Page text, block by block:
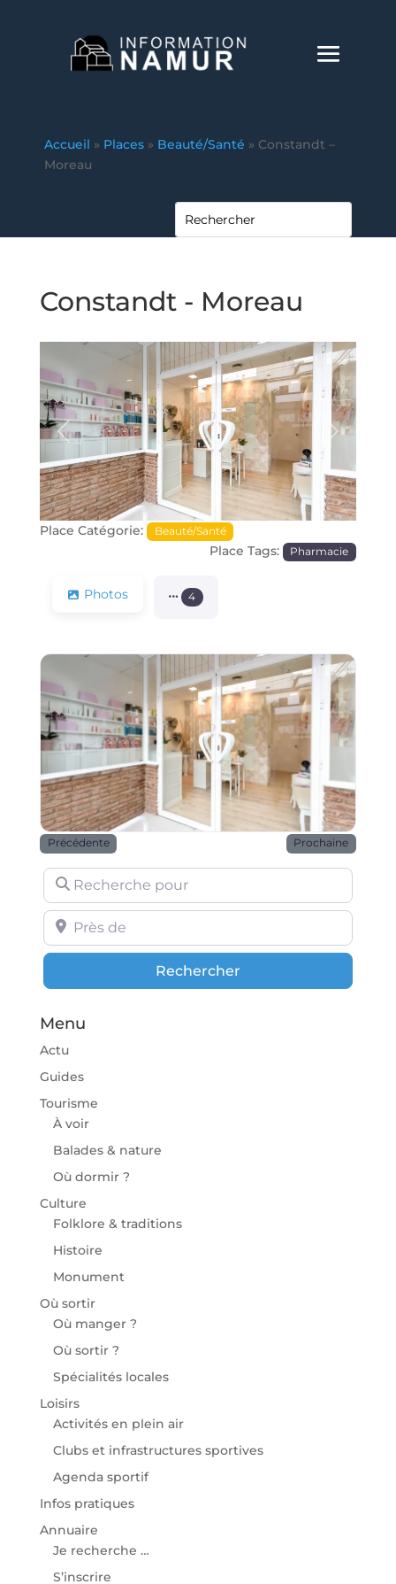
Accueil » Places » Beauté/Santé » Constandt –
Moreau
Constandt - Moreau
Précédente Prochaine
Place Catégorie: Beauté/Santé
Place Tags: Pharmacie
Photos 4
Précédente Prochaine
Recherche pour
Près de
RechercherRechercher
Menu
Actu
Guides
Tourisme
À voir
Balades & nature
Où dormir ?
Culture
Folklore & traditions
Histoire
Monument
Où sortir
Où manger ?
Où sortir ?
Spécialités locales
Loisirs
Activités en plein air
Clubs et infrastructures sportives
Agenda sportif
Infos pratiques
Annuaire
Je recherche …
S’inscrire